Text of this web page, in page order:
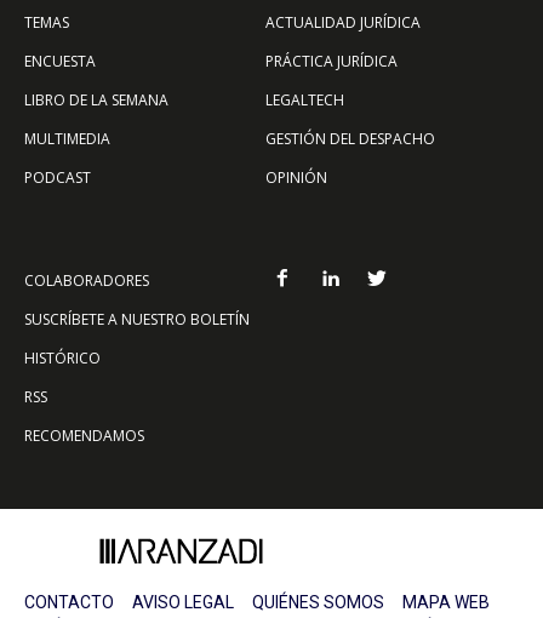
TEMAS
ENCUESTA
LIBRO DE LA SEMANA
MULTIMEDIA
PODCAST
ACTUALIDAD JURÍDICA
PRÁCTICA JURÍDICA
LEGALTECH
GESTIÓN DEL DESPACHO
OPINIÓN
COLABORADORES
SUSCRÍBETE A NUESTRO BOLETÍN
HISTÓRICO
RSS
RECOMENDAMOS
CONTACTO AVISO LEGAL QUIÉNES SOMOS
MAPA WEB